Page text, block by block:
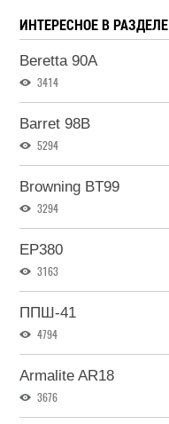
ИНТЕРЕСНОЕ В РАЗДЕЛЕ
Beretta 90A
3414
Barret 98B
5294
Browning BT99
3294
EP380
3163
ППШ-41
4794
Armalite AR18
3676